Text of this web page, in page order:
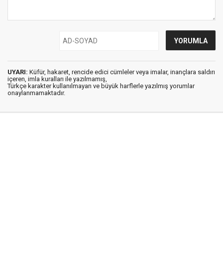
UYARI: Küfür, hakaret, rencide edici cümleler veya imalar, inançlara saldırı
içeren, imla kuralları ile yazılmamış,
Türkçe karakter kullanılmayan ve büyük harflerle yazılmış yorumlar
onaylanmamaktadır.